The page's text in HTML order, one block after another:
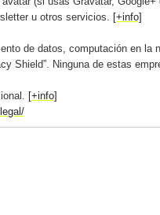
u otros servicios. [+info]
de datos, computación en la
Shield”. Ninguna de estas
[+info]